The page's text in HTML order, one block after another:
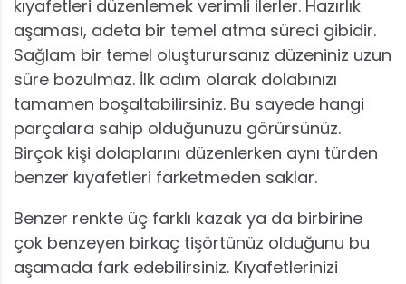
kıyafetleri düzenlemek verimli ilerler. Hazırlık
aşaması, adeta bir temel atma süreci gibidir.
Sağlam bir temel oluşturursanız düzeniniz uzun
süre bozulmaz. İlk adım olarak dolabınızı
tamamen boşaltabilirsiniz. Bu sayede hangi
parçalara sahip olduğunuzu görürsünüz.
Birçok kişi dolaplarını düzenlerken aynı türden
benzer kıyafetleri farketmeden saklar.
Benzer renkte üç farklı kazak ya da birbirine
çok benzeyen birkaç tişörtünüz olduğunu bu
aşamada fark edebilirsiniz. Kıyafetlerinizi